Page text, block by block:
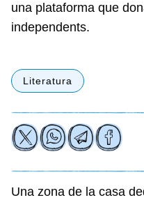
una plataforma que
independents.
Literatura
Una zona de la casa